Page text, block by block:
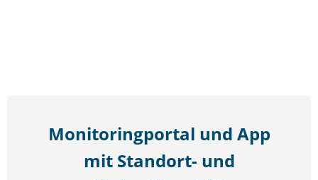
Monitoringportal und App
mit Standort- und